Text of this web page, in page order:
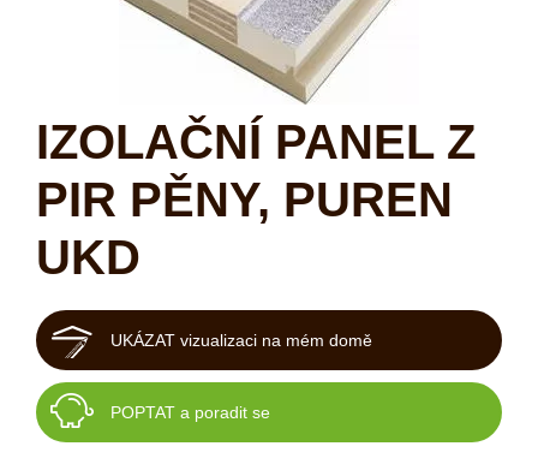
IZOLAČNÍ PANEL Z
PIR PĚNY, PUREN
UKD
UKÁZAT vizualizaci na mém domě
POPTAT a poradit se